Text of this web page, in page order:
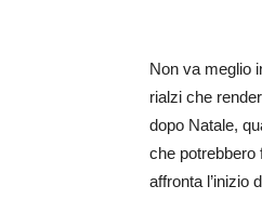
Non va meglio
rialzi che
dopo Natale,
che potrebbero
affronta l’inizio